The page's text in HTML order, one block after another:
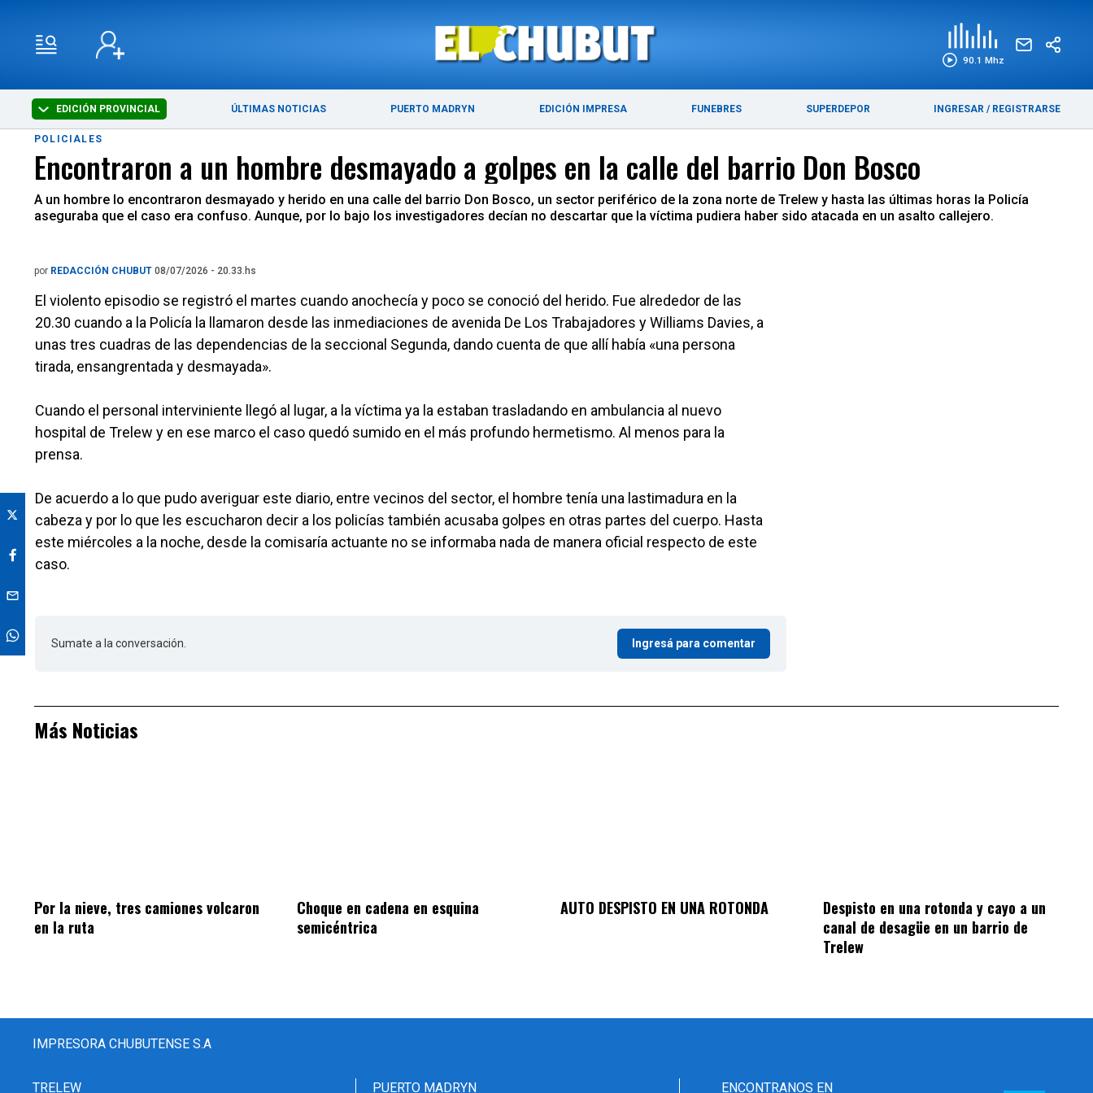
90.1 Mhz
EDICIÓN PROVINCIAL ÚLTIMAS NOTICIAS PUERTO MADRYN EDICIÓN IMPRESA FUNEBRES SUPERDEPOR INGRESAR / REGISTRARSE
ÚLTIMAS NOTICIAS PUERTO MADRYN
POLICIALES
Encontraron a un hombre desmayado a golpes en la calle del barrio Don Bosco
A un hombre lo encontraron desmayado y herido en una calle del barrio Don Bosco, un sector periférico de la zona norte de Trelew y hasta las últimas horas la Policía
aseguraba que el caso era confuso. Aunque, por lo bajo los investigadores decían no descartar que la víctima pudiera haber sido atacada en un asalto callejero.
por REDACCIÓN CHUBUT 08/07/2026 - 20.33.hs
El violento episodio se registró el martes cuando anochecía y poco se conoció del herido. Fue alrededor de las
20.30 cuando a la Policía la llamaron desde las inmediaciones de avenida De Los Trabajadores y Williams Davies, a
unas tres cuadras de las dependencias de la seccional Segunda, dando cuenta de que allí había «una persona
tirada, ensangrentada y desmayada».
Cuando el personal interviniente llegó al lugar, a la víctima ya la estaban trasladando en ambulancia al nuevo
hospital de Trelew y en ese marco el caso quedó sumido en el más profundo hermetismo. Al menos para la
prensa.
De acuerdo a lo que pudo averiguar este diario, entre vecinos del sector, el hombre tenía una lastimadura en la
cabeza y por lo que les escucharon decir a los policías también acusaba golpes en otras partes del cuerpo. Hasta
este miércoles a la noche, desde la comisaría actuante no se informaba nada de manera oficial respecto de este
caso.
Sumate a la conversación. Ingresá para comentar
Más Noticias
Por la nieve, tres camiones volcaron
en la ruta
Choque en cadena en esquina
semicéntrica
AUTO DESPISTO EN UNA ROTONDA
Despisto en una rotonda y cayo a un
canal de desagüe en un barrio de
Trelew
IMPRESORA CHUBUTENSE S.A
TRELEW PUERTO MADRYN ENCONTRANOS EN